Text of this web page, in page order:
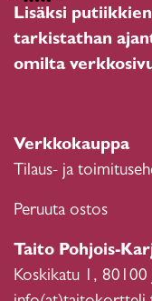
Lisäksi
tarkistathan
omilta
Verkkokauppa
Tilaus- ja
Peruuta ostos
Taito Pohjois-
Koskikatu 1, 80100